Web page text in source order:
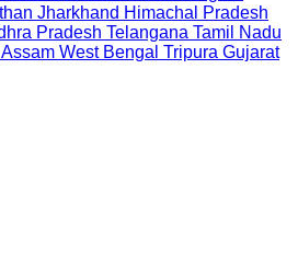
Jharkhand Himachal Pradesh
Pradesh Telangana Tamil Nadu
Assam West Bengal Tripura Gujarat